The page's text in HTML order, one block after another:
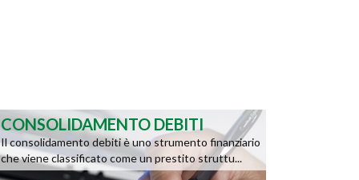
CONSOLIDAMENTO DEBITI
Il consolidamento debiti è uno strumento finanziario
che viene classificato come un prestito struttu...